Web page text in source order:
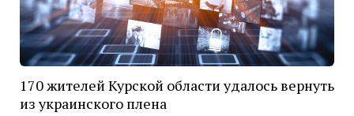
170 жителей Курской области удалось вернуть
из украинского плена